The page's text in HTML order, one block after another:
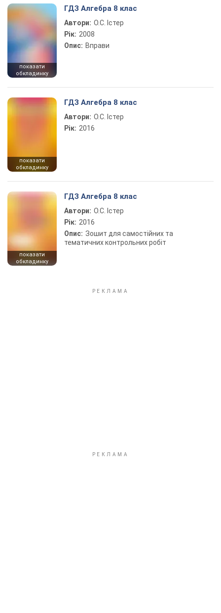
показати
обкладинку
ГДЗ Алгебра 8 клас
Автори: О.С. Істер
Рік: 2008
Опис: Вправи
показати
обкладинку
ГДЗ Алгебра 8 клас
Автори: О.С. Істер
Рік: 2016
показати
обкладинку
ГДЗ Алгебра 8 клас
Автори: О.С. Істер
Рік: 2016
Опис: Зошит для самостійних та
тематичних контрольних робіт